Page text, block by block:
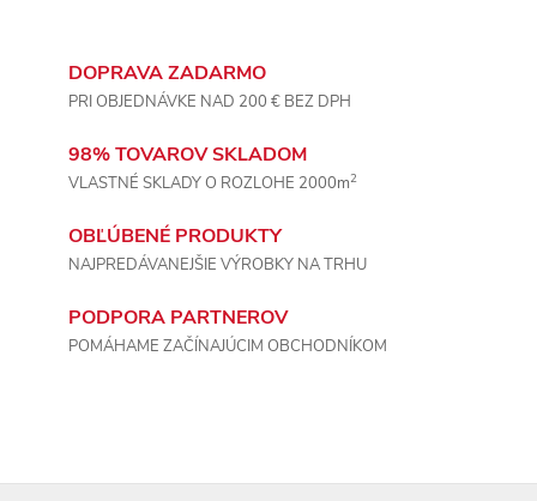
DOPRAVA ZADARMO
PRI OBJEDNÁVKE NAD 200 € BEZ DPH
98% TOVAROV SKLADOM
VLASTNÉ SKLADY O ROZLOHE 2000m2
OBĽÚBENÉ PRODUKTY
NAJPREDÁVANEJŠIE VÝROBKY NA TRHU
PODPORA PARTNEROV
POMÁHAME ZAČÍNAJÚCIM OBCHODNÍKOM